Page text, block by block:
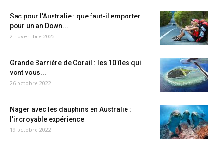
Sac pour l’Australie : que faut-il emporter
pour un an Down...
2 novembre 2022
Grande Barrière de Corail : les 10 îles qui
vont vous...
26 octobre 2022
Nager avec les dauphins en Australie :
l’incroyable expérience
19 octobre 2022